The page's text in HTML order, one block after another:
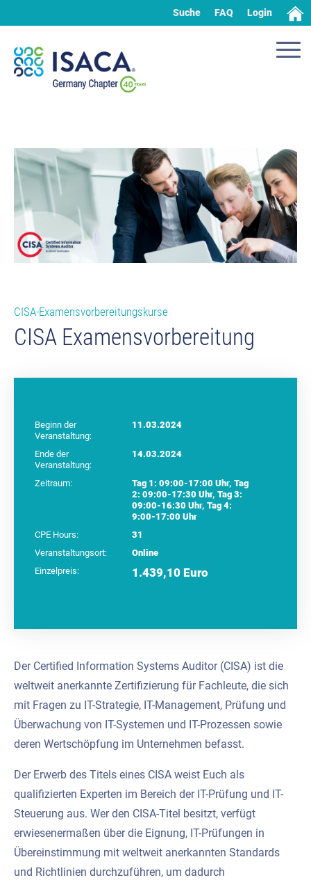
Suche FAQ Login
CISA-Examensvorbereitungskurse
CISA Examensvorbereitung
Beginn der
Veranstaltung:
11.03.2024
Ende der
Veranstaltung:
14.03.2024
Zeitraum:
Tag 1: 09:00-17:00 Uhr, Tag
2: 09:00-17:30 Uhr, Tag 3:
09:00-16:30 Uhr, Tag 4:
9:00-17:00 Uhr
CPE Hours:
31
Veranstaltungsort:
Online
Einzelpreis:
1.439,10 Euro
Der Certified Information Systems Auditor (CISA) ist die
weltweit anerkannte Zertifizierung für Fachleute, die sich
mit Fragen zu IT-Strategie, IT-Management, Prüfung und
Überwachung von IT-Systemen und IT-Prozessen sowie
deren Wertschöpfung im Unternehmen befasst.
Der Erwerb des Titels eines CISA weist Euch als
qualifizierten Experten im Bereich der IT-Prüfung und IT-
Steuerung aus. Wer den CISA-Titel besitzt, verfügt
erwiesenermaßen über die Eignung, IT-Prüfungen in
Übereinstimmung mit weltweit anerkannten Standards
und Richtlinien durchzuführen, um dadurch